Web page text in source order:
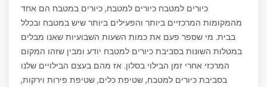
כיורים למטבח כיורים למטבח, כיורים במטבח הם אחד
מהמקומות המרכזיים ביותר והפעילים ביותר שיש במטבח ובכלל
בבית. מי שספר פעם את כמות השעות השבועיות שאנו מבלים
במטלות השונות בסביבת כיורים למטבח יודע ומבין שזהו המקום
המרכזי אחרי זמן הבילוי בסלון. אז מהם בעצם הבילויים שלנו
בסביבת כיורים למטבח, שטיפת כלים, שטיפת פירות וירקות,